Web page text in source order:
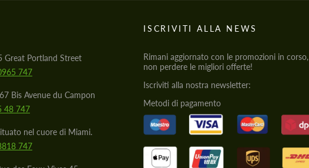
Great Portland Street
747
Bis Avenue du Campon
48 747
nel cuore di Miami.
747
ISCRIVITI ALLA NEWS
Rimani aggiornato con le promozioni in corso,
non perdere le migliori offerte!
Iscriviti alla nostra newsletter:
Metodi di pagamento